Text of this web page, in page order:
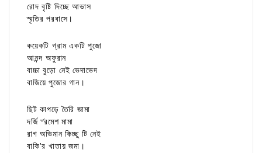
রোদ বৃষ্টি দিচ্ছে আভাস
স্মৃতির পরবাসে।
কয়েকটি গ্রাম একটি পুজো
আনন্দ অফুরান
বাচ্চা বুড়ো নেই ভেদাভেদ
বাজিয়ে পুজোর গান।
ছিট কাপড়ে তৈরি জামা
দর্জি ৺রমেশ মামা
রাগ অভিমান কিচ্ছু টি নেই
বাকি'র খাতায় জমা।